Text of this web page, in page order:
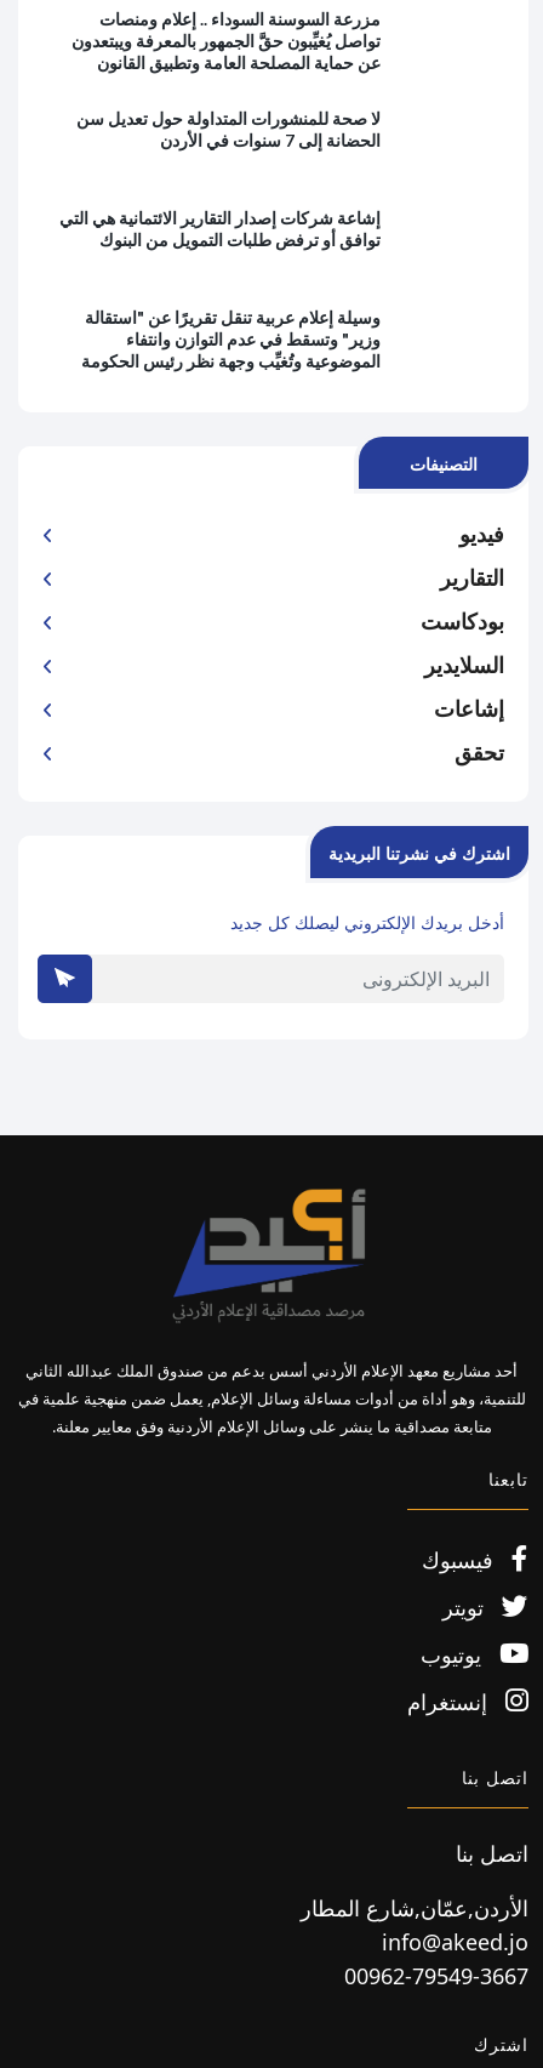
مزرعة السوسنة السوداء .. إعلام ومنصات
تواصل يُغيِّبون حقَّ الجمهور بالمعرفة ويبتعدون
عن حماية المصلحة العامة وتطبيق القانون
لا صحة للمنشورات المتداولة حول تعديل سن
الحضانة إلى 7 سنوات في الأردن
إشاعة شركات إصدار التقارير الائتمانية هي التي
توافق أو ترفض طلبات التمويل من البنوك
وسيلة إعلام عربية تنقل تقريرًا عن "استقالة
وزير" وتسقط في عدم التوازن وانتفاء
الموضوعية وتُغيِّب وجهة نظر رئيس الحكومة
التصنيفات
فيديو
التقارير
بودكاست
السلايدير
إشاعات
تحقق
اشترك في نشرتنا البريدية
أدخل بريدك الإلكتروني ليصلك كل جديد
أحد مشاريع معهد الإعلام الأردني أسس بدعم من صندوق الملك عبدالله الثاني
للتنمية، وهو أداة من أدوات مساءلة وسائل الإعلام, يعمل ضمن منهجية علمية في
متابعة مصداقية ما ينشر على وسائل الإعلام الأردنية وفق معايير معلنة.
تابعنا
فيسبوك
تويتر
يوتيوب
إنستغرام
اتصل بنا
اتصل بنا
الأردن,عمّان,شارع المطار
info@akeed.jo
00962-79549-3667
اشترك